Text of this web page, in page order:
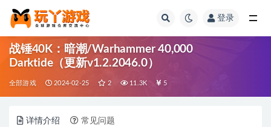
登录
战锤40K：暗潮/Warhammer 40,000
Darktide（更新v1.2.2046.0）
全部游戏 2024-02-25 2 11.3K 5
详情介绍 常见问题